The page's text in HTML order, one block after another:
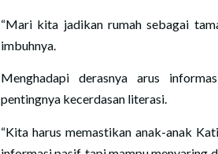
“Mari kita jadikan rumah sebagai
imbuhnya.
Menghadapi derasnya arus
pentingnya kecerdasan literasi.
“Kita harus memastikan anak-anak